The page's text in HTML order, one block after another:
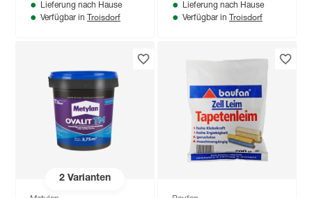
Lieferung nach Hause
Verfügbar in Troisdorf
Lieferung nach Hause
Verfügbar in Troisdorf
2Varianten